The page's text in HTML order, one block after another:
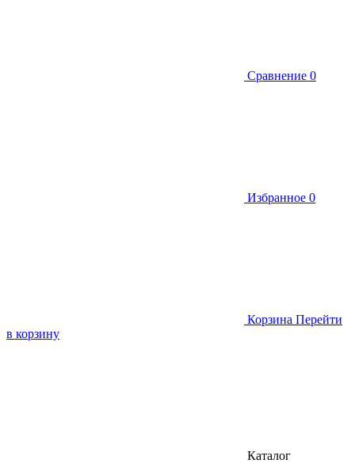
Сравнение 0
Избранное 0
Корзина Перейти
в корзину
Каталог